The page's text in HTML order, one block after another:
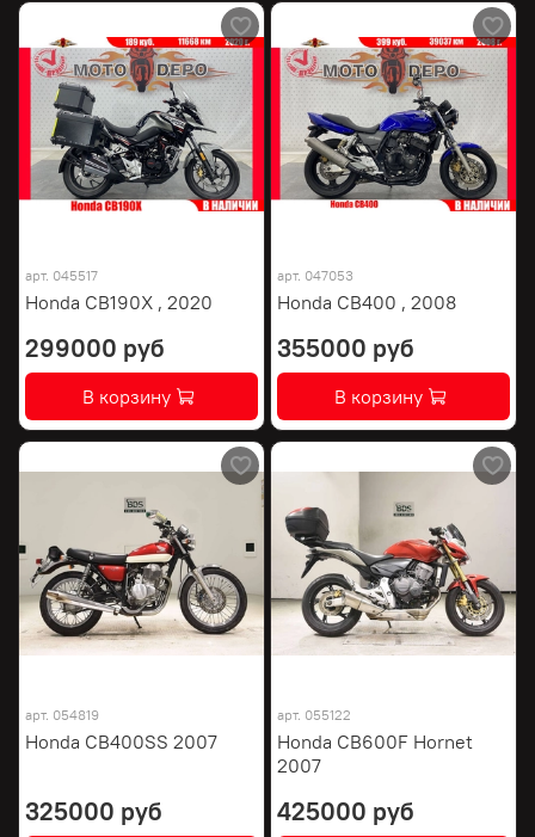
арт. 045517
Honda CB190X , 2020
299000 руб
В корзину
арт. 047053
Honda CB400 , 2008
355000 руб
В корзину
арт. 054819
Honda CB400SS 2007
325000 руб
арт. 055122
Honda CB600F Hornet
2007
425000 руб